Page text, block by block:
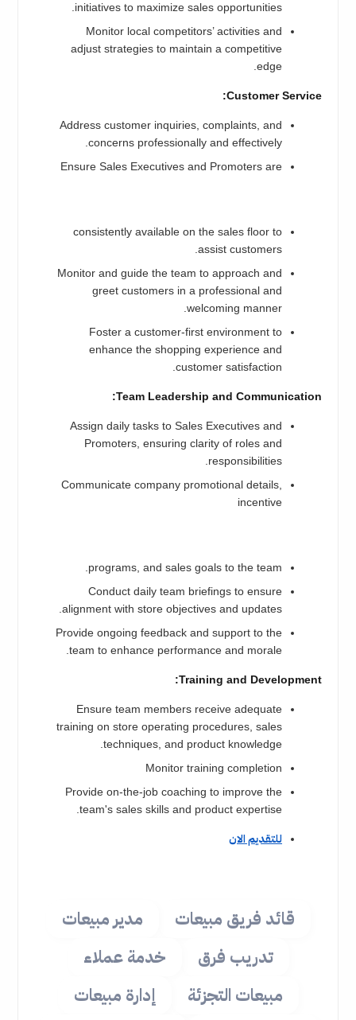
initiatives to maximize sales opportunities.
Monitor local competitors’ activities and
adjust strategies to maintain a competitive
edge.
Customer Service:
Address customer inquiries, complaints, and
concerns professionally and effectively.
Ensure Sales Executives and Promoters are
consistently available on the sales floor to
assist customers.
Monitor and guide the team to approach and
greet customers in a professional and
welcoming manner.
Foster a customer-first environment to
enhance the shopping experience and
customer satisfaction.
Team Leadership and Communication:
Assign daily tasks to Sales Executives and
Promoters, ensuring clarity of roles and
responsibilities.
Communicate company promotional details,
incentive
programs, and sales goals to the team.
Conduct daily team briefings to ensure
alignment with store objectives and updates.
Provide ongoing feedback and support to the
team to enhance performance and morale.
Training and Development:
Ensure team members receive adequate
training on store operating procedures, sales
techniques, and product knowledge.
Monitor training completion
Provide on-the-job coaching to improve the
team's sales skills and product expertise.
للتقديم الان
قائد فريق مبيعات
مدير مبيعات
تدريب فرق
خدمة عملاء
مبيعات التجزئة
إدارة مبيعات